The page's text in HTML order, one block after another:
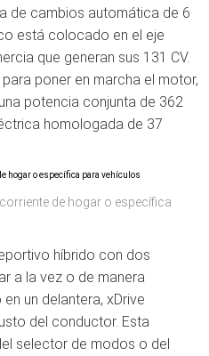
de cambios automática de 6
está colocado en el eje
que generan sus 131 CV.
poner en marcha el motor,
potencia conjunta de 362
homologada de 37
de hogar o específica
híbrido con dos
a la vez o de manera
un delantera, xDrive
del conductor. Esta
selector de modos o del